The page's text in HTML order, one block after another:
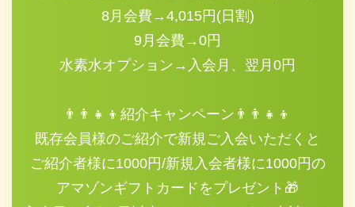
8月会費→4,015円(日割)
9月会費→0円
水素水オプション→入会月、翌月0円
👨‍👨‍👧‍👦紹介キャンペーン👨‍👨‍👧‍👦
既存会員様のご紹介で新規ご入会いただくと
ご紹介者様に1000円/新規入会者様に1000円の
アマゾンギフトカードをプレゼント🎁